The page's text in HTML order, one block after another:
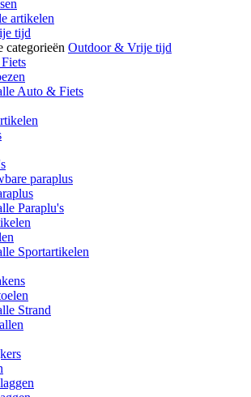
artikelen
tijd
categorieën Outdoor & Vrije tijd
Auto & Fiets
paraplus
Paraplu's
Sportartikelen
Strand